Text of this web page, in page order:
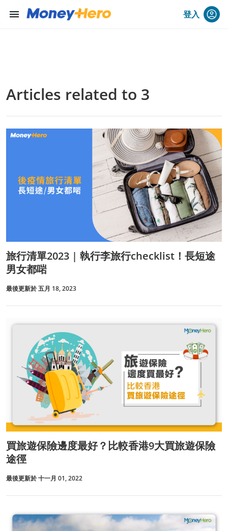
menu 登入
Articles related to 3
旅行清單2023 | 執行李旅行checklist！長短途
男女都啱
最後更新於 五月 18, 2023
買旅遊保險邊度最好？比較香港9大買旅遊保險
途徑
最後更新於 十一月 01, 2022